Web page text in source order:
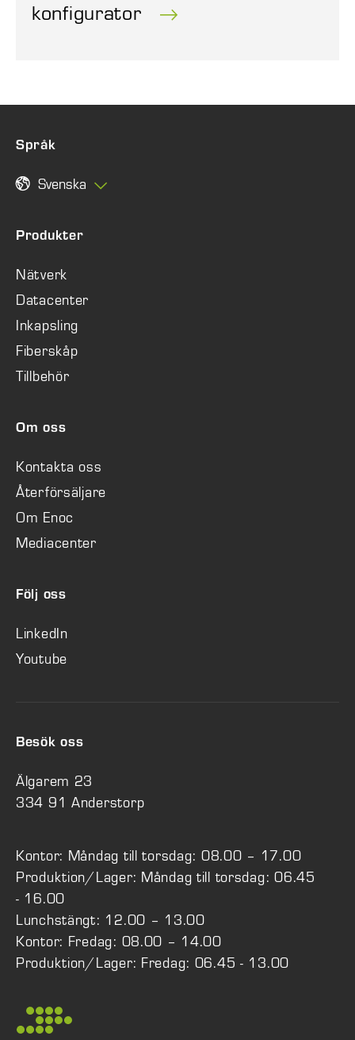
konfigurator
Språk
Svenska
Produkter
Nätverk
Datacenter
Inkapsling
Fiberskåp
Tillbehör
Om oss
Kontakta oss
Återförsäljare
Om Enoc
Mediacenter
Följ oss
LinkedIn
Youtube
Besök oss
Älgarem 23
334 91 Anderstorp
Kontor: Måndag till torsdag: 08.00 – 17.00
Produktion/Lager: Måndag till torsdag: 06.45
- 16.00
Lunchstängt: 12.00 – 13.00
Kontor: Fredag: 08.00 – 14.00
Produktion/Lager: Fredag: 06.45 - 13.00